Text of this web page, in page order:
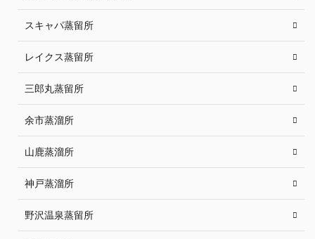
スキャパ蒸留所
レイクス蒸留所
三郎丸蒸留所
余市蒸溜所
山鹿蒸溜所
神戸蒸溜所
野沢温泉蒸留所